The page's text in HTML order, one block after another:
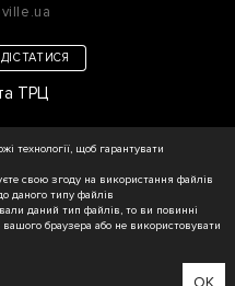
ТРЦ
права захищені
технології, щоб гарантувати
свою згоду на використання файлів
даного типу файлів
даний тип файлів, то ви повинні
браузера або не використовувати
OK